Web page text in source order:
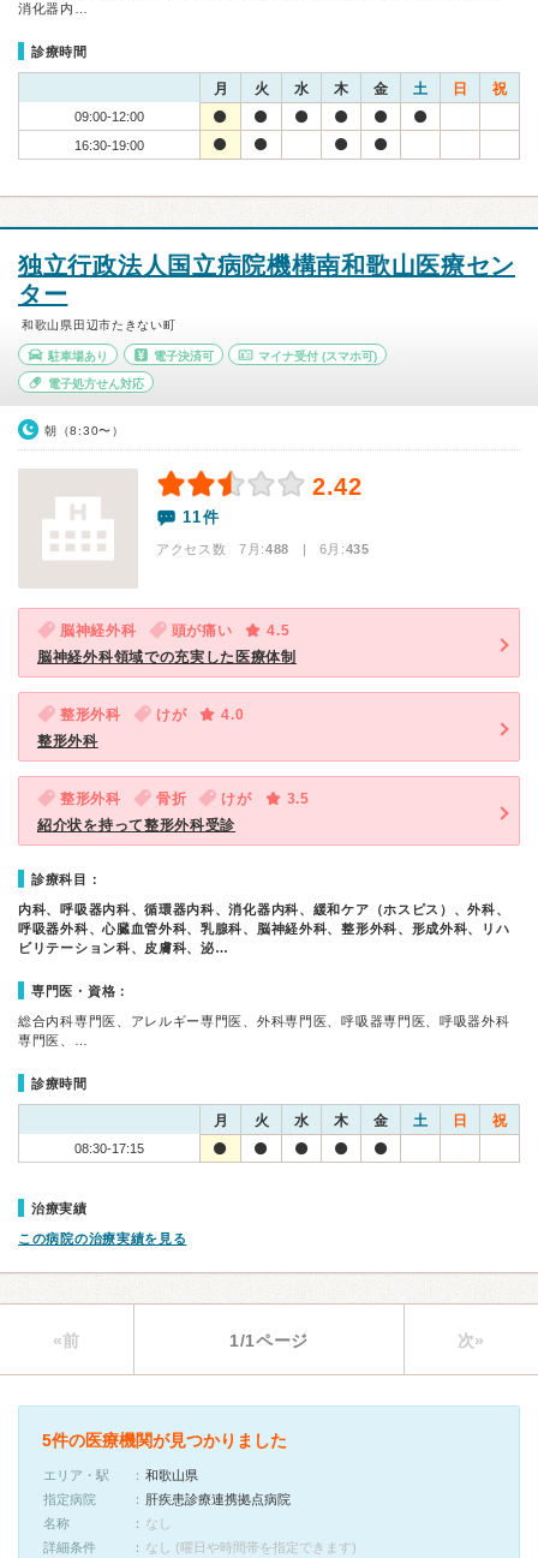
消化器内…
診療時間
月 火 水 木 金 土 日 祝
09:00-12:00
16:30-19:00
独立行政法人国立病院機構南和歌山医療セン
ター
和歌山県田辺市たきない町
駐車場あり 電子決済可 マイナ受付 (スマホ可)
電子処方せん対応
朝（8:30〜）
2.42
11件
アクセス数 7月:488 | 6月:435
脳神経外科 頭が痛い
4.5
脳神経外科領域での充実した医療体制
整形外科 けが
4.0
整形外科
整形外科 骨折 けが
3.5
紹介状を持って整形外科受診
診療科目：
内科、呼吸器内科、循環器内科、消化器内科、緩和ケア（ホスピス）、外科、
呼吸器外科、心臓血管外科、乳腺科、脳神経外科、整形外科、形成外科、リハ
ビリテーション科、皮膚科、泌…
専門医・資格：
総合内科専門医、アレルギー専門医、外科専門医、呼吸器専門医、呼吸器外科
専門医、…
診療時間
月 火 水 木 金 土 日 祝
08:30-17:15
治療実績
この病院の治療実績を見る
«前 1/1ページ 次»
5件の医療機関が見つかりました
エリア・駅
和歌山県
指定病院
肝疾患診療連携拠点病院
名称
なし
詳細条件
なし (曜日や時間帯を指定できます)